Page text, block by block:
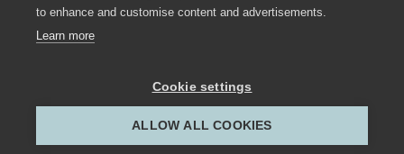
Material
Stahl handgeschmiedet
to enhance and customise content and advertisements.
Learn more
Cookie settings
ALLOW ALL COOKIES